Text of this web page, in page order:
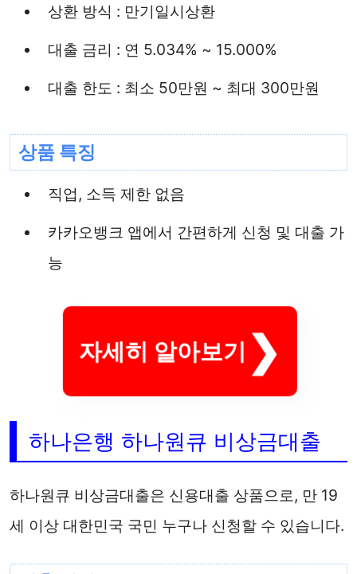
상환 방식 : 만기일시상환
대출 금리 : 연 5.034% ~ 15.000%
대출 한도 : 최소 50만원 ~ 최대 300만원
상품 특징
직업, 소득 제한 없음
카카오뱅크 앱에서 간편하게 신청 및 대출 가
능
자세히 알아보기
하나은행 하나원큐 비상금대출
하나원큐 비상금대출은 신용대출 상품으로, 만 19
세 이상 대한민국 국민 누구나 신청할 수 있습니다.